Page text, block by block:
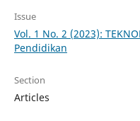
Issue
Vol. 1 No. 2 (2023):
Pendidikan
Section
Articles